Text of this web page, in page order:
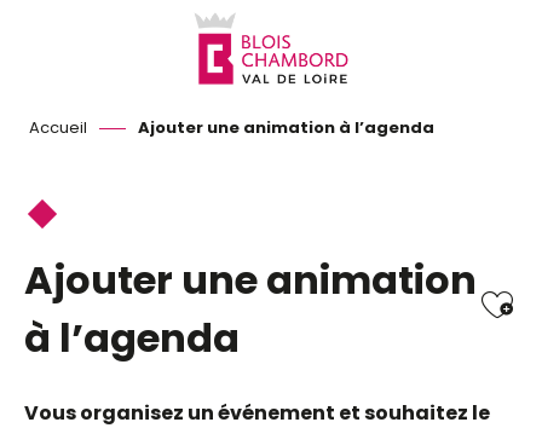
Accueil Ajouter une animation à l’agenda
Ajouter une animation
à l’agenda
Vous organisez un événement et souhaitez le